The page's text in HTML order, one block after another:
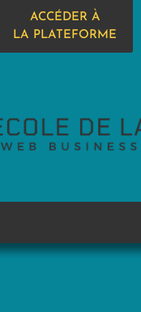
ACCÉDER À
LA PLATEFORME